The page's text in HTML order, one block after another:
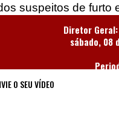
de furto em
Diretor
sábado, 08
O SEU VÍDEO